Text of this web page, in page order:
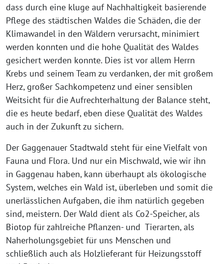
dass durch eine kluge auf Nachhaltigkeit basierende
Pflege des städtischen Waldes die Schäden, die der
Klimawandel in den Wäldern verursacht, minimiert
werden konnten und die hohe Qualität des Waldes
gesichert werden konnte. Dies ist vor allem Herrn
Krebs und seinem Team zu verdanken, der mit großem
Herz, großer Sachkompetenz und einer sensiblen
Weitsicht für die Aufrechterhaltung der Balance steht,
die es heute bedarf, eben diese Qualität des Waldes
auch in der Zukunft zu sichern.
Der Gaggenauer Stadtwald steht für eine Vielfalt von
Fauna und Flora. Und nur ein Mischwald, wie wir ihn
in Gaggenau haben, kann überhaupt als ökologische
System, welches ein Wald ist, überleben und somit die
unerlässlichen Aufgaben, die ihm natürlich gegeben
sind, meistern. Der Wald dient als Co2-Speicher, als
Biotop für zahlreiche Pflanzen- und Tierarten, als
Naherholungsgebiet für uns Menschen und
schließlich auch als Holzlieferant für Heizungsstoff